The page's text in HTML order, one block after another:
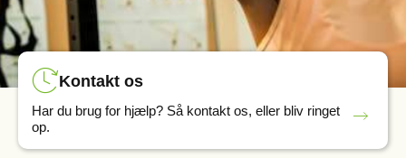
Kontakt os
Har du brug for hjælp? Så kontakt os, eller bliv ringet
op.